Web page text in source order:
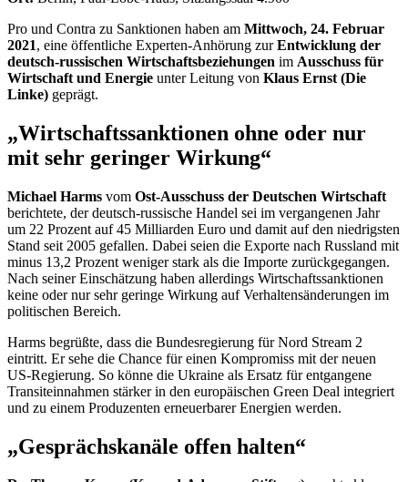
Pro und Contra zu Sanktionen haben am Mittwoch, 24. Februar
2021, eine öffentliche Experten-Anhörung zurEntwicklung der
deutsch-russischen Wirtschaftsbeziehungen im Ausschuss für
Wirtschaft und Energie unter Leitung von Klaus Ernst (Die
Linke) geprägt.
„Wirtschaftssanktionen ohne oder nur
mit sehr geringer Wirkung“
Michael Harms vom Ost-Ausschuss der Deutschen Wirtschaft
berichtete, der deutsch-russische Handel sei im vergangenen Jahr
um 22 Prozent auf 45 Milliarden Euro und damit auf den niedrigsten
Stand seit 2005 gefallen. Dabei seien die Exporte nach Russland mit
minus 13,2 Prozent weniger stark als die Importe zurückgegangen.
Nach seiner Einschätzung haben allerdings Wirtschaftssanktionen
keine oder nur sehr geringe Wirkung auf Verhaltensänderungen im
politischen Bereich.
Harms begrüßte, dass die Bundesregierung für Nord Stream 2
eintritt. Er sehe die Chance für einen Kompromiss mit der neuen
US-Regierung. So könne die Ukraine als Ersatz für entgangene
Transiteinnahmen stärker in den europäischen Green Deal integriert
und zu einem Produzenten erneuerbarer Energien werden.
„Gesprächskanäle offen halten“